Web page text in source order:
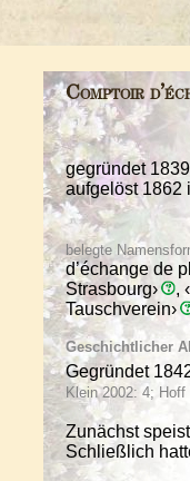
Comptoir
gegründet
aufgelöst 1862
belegte
d’échange de
Strasbourg›
,
Tauschverein›
Geschichtlicher
Gegründet
Klein 2002: 4;
Zunächst
Schließlich